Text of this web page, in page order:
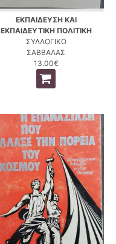
ΕΚΠΑΙΔΕΥΣΗ ΚΑΙ
ΕΚΠΑΙΔΕΥΤΙΚΗ ΠΟΛΙΤΙΚΗ
ΣΥΛΛΟΓΙΚΟ
ΣΑΒΒΑΛΑΣ
13.00€